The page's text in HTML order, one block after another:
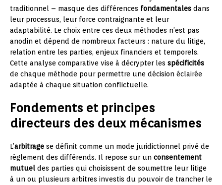
traditionnel – masque des différences fondamentales dans
leur processus, leur force contraignante et leur
adaptabilité. Le choix entre ces deux méthodes n’est pas
anodin et dépend de nombreux facteurs : nature du litige,
relation entre les parties, enjeux financiers et temporels.
Cette analyse comparative vise à décrypter les spécificités
de chaque méthode pour permettre une décision éclairée
adaptée à chaque situation conflictuelle.
Fondements et principes
directeurs des deux mécanismes
L’arbitrage se définit comme un mode juridictionnel privé de
règlement des différends. Il repose sur un consentement
mutuel des parties qui choisissent de soumettre leur litige
à un ou plusieurs arbitres investis du pouvoir de trancher le